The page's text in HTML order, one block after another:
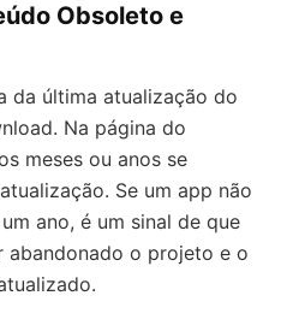
Obsoleto e
da última atualização do
Na página do
meses ou anos se
Se um app não
ano, é um sinal de que
o projeto e o